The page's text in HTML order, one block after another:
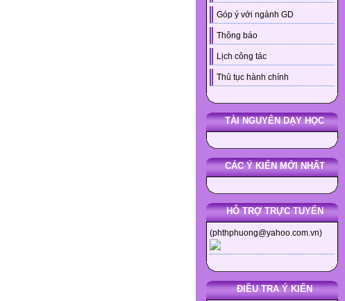
Góp ý với ngành GD
Thông báo
Lịch công tác
Thủ tục hành chính
TÀI NGUYÊN DẠY HỌC
CÁC Ý KIẾN MỚI NHẤT
HỖ TRỢ TRỰC TUYẾN
(phthphuong@yahoo.com.vn)
ĐIỀU TRA Ý KIẾN